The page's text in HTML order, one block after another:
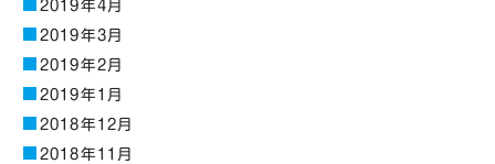
2019年4月
2019年3月
2019年2月
2019年1月
2018年12月
2018年11月